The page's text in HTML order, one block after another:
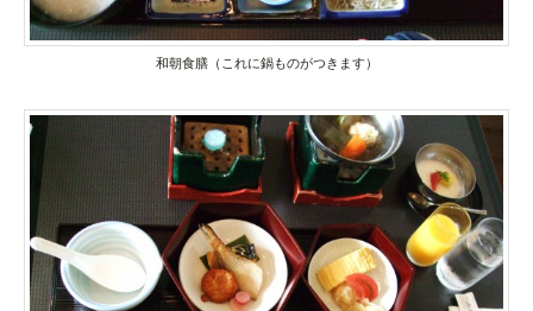
和朝食膳（これに鍋ものがつきます）